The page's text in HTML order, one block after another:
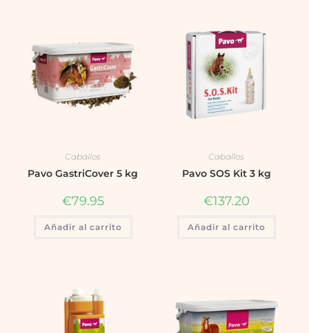
Caballos
Pavo GastriCover 5 kg
€79.95
Añadir al carrito
Caballos
Pavo SOS Kit 3 kg
€137.20
Añadir al carrito